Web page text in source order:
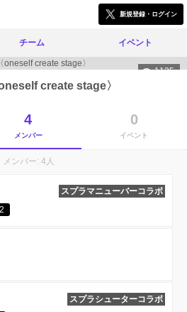
新規登録・ログイン
チーム イベント
1135
create stage〉
4
メンバー
0
イベント
メンバー: 4人
スプラマニューバーコラボ
スプラシューターコラボ